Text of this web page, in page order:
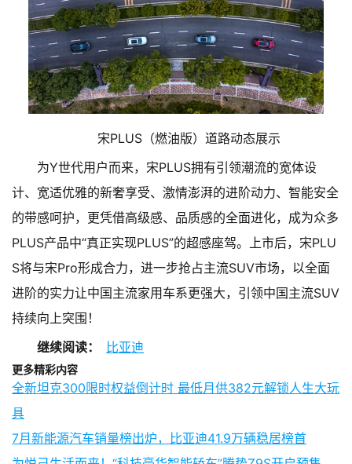
宋PLUS（燃油版）道路动态展示
为Y世代用户而来，宋PLUS拥有引领潮流的宽体设
计、宽适优雅的新奢享受、激情澎湃的进阶动力、智能安全
的带感呵护，更凭借高级感、品质感的全面进化，成为众多
PLUS产品中“真正实现PLUS”的超感座驾。上市后，宋PLU
S将与宋Pro形成合力，进一步抢占主流SUV市场，以全面
进阶的实力让中国主流家用车系更强大，引领中国主流SUV
持续向上突围！
继续阅读：
比亚迪
更多精彩内容
全新坦克300限时权益倒计时 最低月供382元解锁人生大玩
具
7月新能源汽车销量榜出炉，比亚迪41.9万辆稳居榜首